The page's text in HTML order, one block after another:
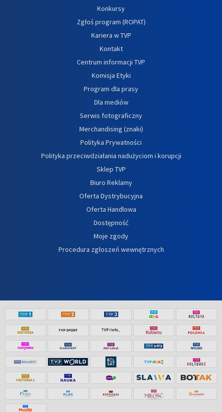
Konkursy
Zgłoś program (ROPAT)
Kariera w TVP
Kontakt
Centrum informacji TVP
Komisja Etyki
Program dla prasy
Dla mediów
Serwis fotograficzny
Merchandising (znaki)
Polityka Prywatności
Polityka przeciwdziałania nadużyciom i korupcji
Sklep TVP
Biuro Reklamy
Oferta Dystrybucyjna
Oferta Handlowa
Dostępność
Moje zgody
Procedura zgłoszeń wewnętrznych